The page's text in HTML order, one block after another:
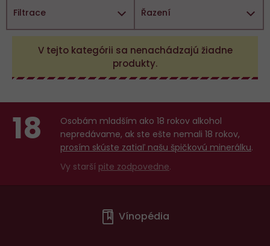
Filtrace
Vybrané
Řazení
V tejto kategórii sa nenachádzajú žiadne
produkty.
18
Osobám mladším ako 18 rokov alkohol
nepredávame, ak ste ešte nemali 18 rokov,
prosím skúste zatiaľ našu špičkovú minerálku.
Vy starší pite zodpovedne.
Vínopédia